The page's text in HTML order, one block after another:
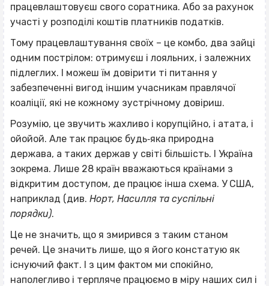
працевлаштовуєш свого соратника. Або за рахунок
участі у розподілі коштів платників податків.
Тому працевлаштування своїх – це комбо, два зайці
одним пострілом: отримуєш і лояльних, і залежних
підлеглих. І можеш їм довірити ті питання у
забезпеченні вигод іншим учасникам правлячої
коаліції, які не кожному зустрічному довіриш.
Розумію, це звучить жахливо і корупційно, і атата, і
ойойой. Але так працює будь‐яка природна
держава, а таких держав у світі більшість. І Україна
зокрема. Лише 28 країн вважаються країнами з
відкритим доступом, де працює інша схема. У США,
наприклад (див. Норт, Насилля та суспільні
порядки).
Це не значить, що я змирився з таким станом
речей. Це значить лише, що я його констатую як
існуючий факт. І з цим фактом ми спокійно,
наполегливо і терпляче працюємо в міру наших сил і